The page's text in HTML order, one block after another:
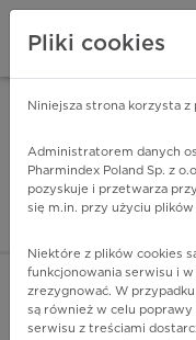
ZALOGUJ
Pliki cookies
Niniejsza strona korzysta z
Administratorem danych
Pharmindex Poland Sp. z
pozyskuje i przetwarza
się m.in. przy użyciu plików
Niektóre z plików cookies
funkcjonowania serwisu i
zrezygnować. W
są również w celu
serwisu z treściami
ZA DARMO -